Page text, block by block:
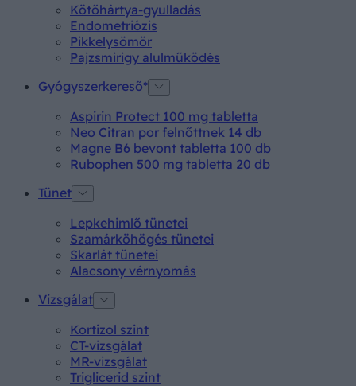
Kötőhártya-gyulladás
Endometriózis
Pikkelysömör
Pajzsmirigy alulműködés
Gyógyszerkereső*
Aspirin Protect 100 mg tabletta
Neo Citran por felnőttnek 14 db
Magne B6 bevont tabletta 100 db
Rubophen 500 mg tabletta 20 db
Tünet
Lepkehimlő tünetei
Szamárköhögés tünetei
Skarlát tünetei
Alacsony vérnyomás
Vizsgálat
Kortizol szint
CT-vizsgálat
MR-vizsgálat
Triglicerid szint